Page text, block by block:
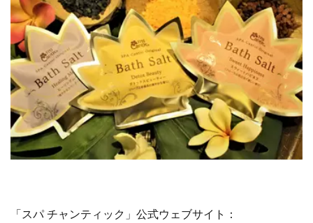
「スパ チャンティック」公式ウェブサイト：